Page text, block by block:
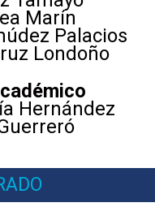
Marín
Palacios
Londoño
Hernández